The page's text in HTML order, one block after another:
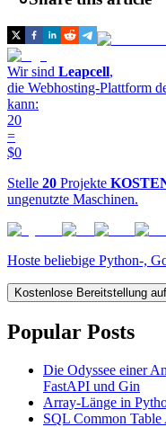
Wir sind Leapcell,
die Webhosting-Plattform
kann:
20
=
$0
Stelle 20 Projekte
ungenutzte Maschinen.
Hoste beliebige Python-,
Kostenlose Bereitstellung
Popular Posts
Die Odyssee einer
FastAPI und Gin
Array-Länge in
SQL Common Table